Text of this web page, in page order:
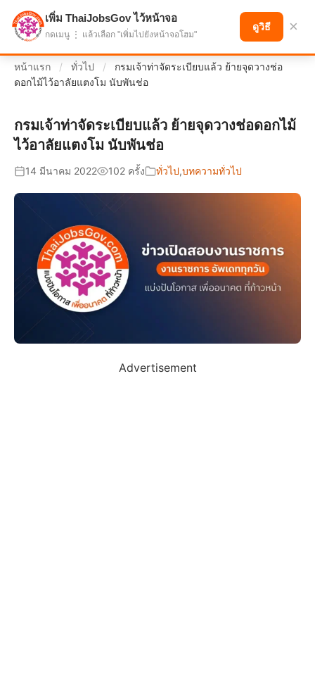
แบ่งปันโอกาส เพื่ออนาคตที่ก้าวหน้า
หน้าแรก / ทั่วไป /
กรมเจ้าท่าจัดระเบียบแล้ว ย้ายจุดวางช่อ
ดอกไม้ไว้อาลัยแตงโม นับพันช่อ
กรมเจ้าท่าจัดระเบียบแล้ว ย้ายจุดวางช่อดอกไม้
ไว้อาลัยแตงโม นับพันช่อ
14 มีนาคม 2022 102 ครั้ง ทั่วไป,บทความทั่วไป
Advertisement
เพิ่ม ThaiJobsGov ไว้หน้าจอ
กดเมนู ⋮ แล้วเลือก "เพิ่มไปยังหน้าจอโฮม"
ดูวิธี ×